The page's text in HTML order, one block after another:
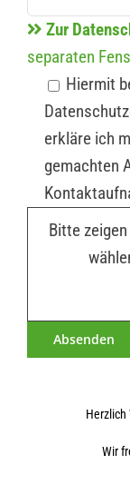
Zur
separaten
Hiermit
erkläre ich
gemachten
Bitte
Herzlich
Wir